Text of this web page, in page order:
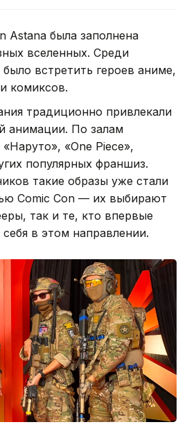
Astana была заполнена
вселенных. Среди
встретить героев аниме,
комиксов.
традиционно привлекали
анимации. По залам
«One Piece»,
популярных франшиз.
такие образы уже стали
Comic Con — их выбирают
так и те, кто впервые
в этом направлении.